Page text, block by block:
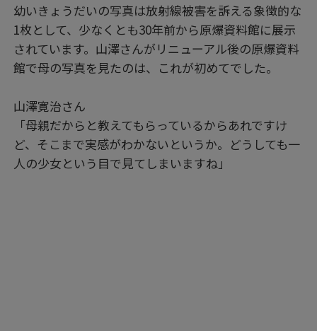
幼いきょうだいの写真は放射線被害を訴える象徴的な
1枚として、少なくとも30年前から原爆資料館に展示
されています。山澤さんがリニューアル後の原爆資料
館で母の写真を見たのは、これが初めてでした。
山澤寛治さん
「母親だからと教えてもらっているからあれですけ
ど、そこまで実感がわかないというか。どうしても一
人の少女という目で見てしまいますね」